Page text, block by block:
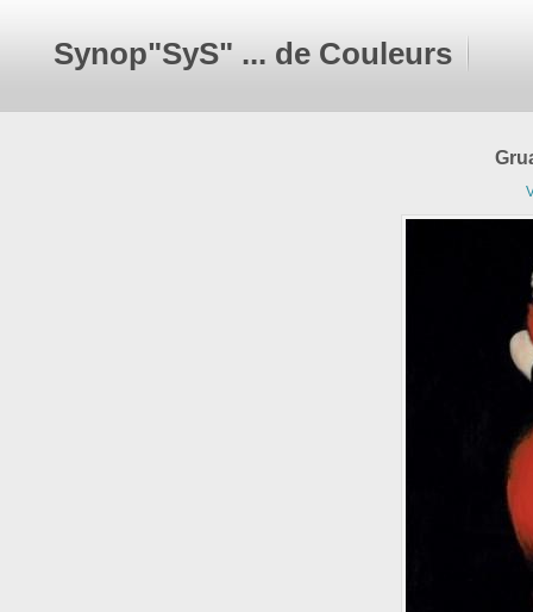
Synop"SyS" ... de Couleurs